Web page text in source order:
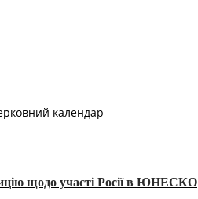
календар
щодо участі Росії в ЮНЕСКО